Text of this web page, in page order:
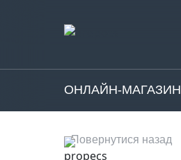
ОНЛАЙН-МАГАЗИН
Повернутися назад